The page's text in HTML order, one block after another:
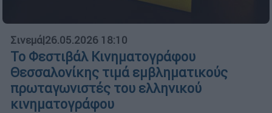
Σινεμά|26.05.2026 18:10
Το Φεστιβάλ Κινηματογράφου
Θεσσαλονίκης τιμά εμβληματικούς
πρωταγωνιστές του ελληνικού
κινηματογράφου